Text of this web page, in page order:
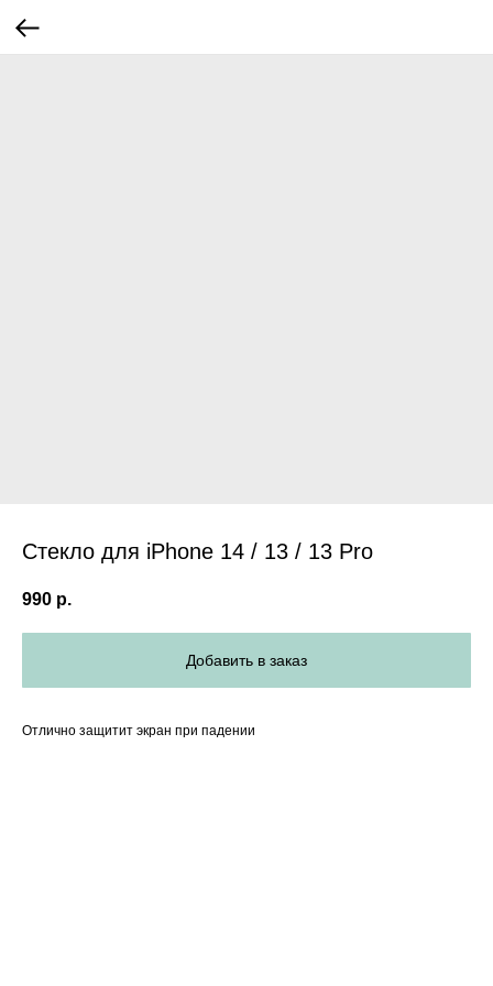
Стекло для iPhone 14 / 13 / 13 Pro
990 р.
Добавить в заказ
Отлично защитит экран при падении